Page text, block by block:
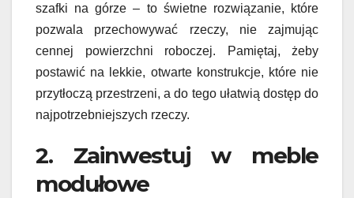
szafki na górze – to świetne rozwiązanie, które
pozwala przechowywać rzeczy, nie zajmując
cennej powierzchni roboczej. Pamiętaj, żeby
postawić na lekkie, otwarte konstrukcje, które nie
przytłoczą przestrzeni, a do tego ułatwią dostęp do
najpotrzebniejszych rzeczy.
2. Zainwestuj w meble
modułowe